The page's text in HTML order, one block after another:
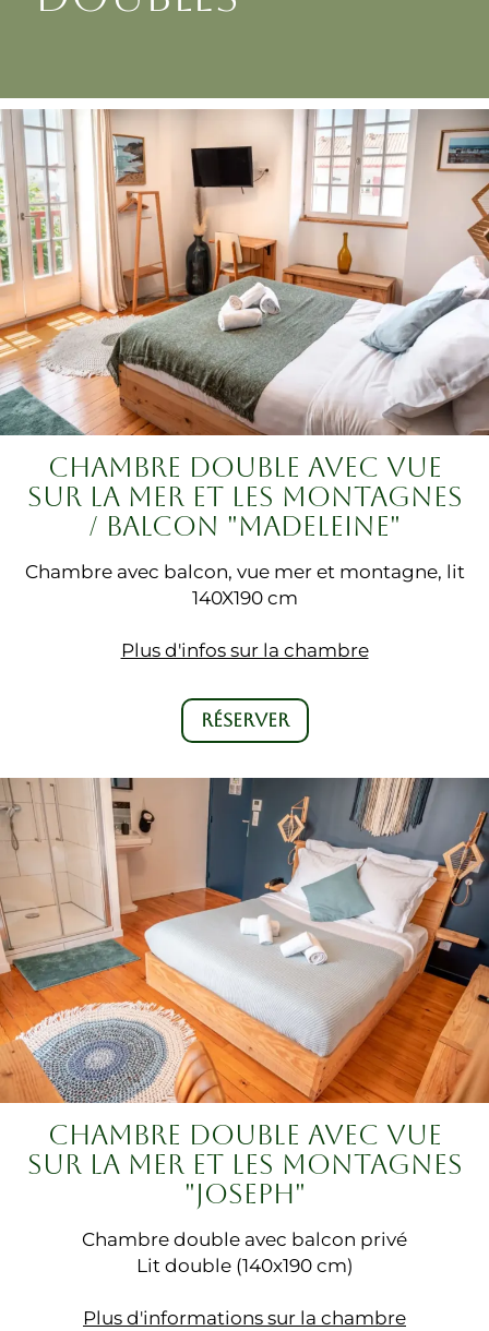
CHAMBRE DOUBLE AVEC VUE
SUR LA MER ET LES MONTAGNES
/ BALCON "MADELEINE"
Chambre avec balcon, vue mer et montagne, lit
140X190 cm
Plus d'infos sur la chambre
RÉSERVER
CHAMBRE DOUBLE AVEC VUE
SUR LA MER ET LES MONTAGNES
"JOSEPH"
Chambre double avec balcon privé
Lit double (140x190 cm)
Plus d'informations sur la chambre